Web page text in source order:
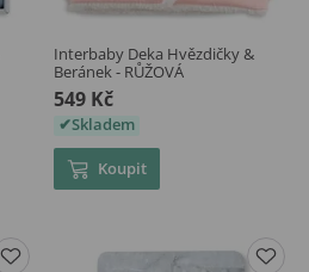
Interbaby Deka Hvězdičky &
Beránek - RŮŽOVÁ
549 Kč
Skladem
Koupit